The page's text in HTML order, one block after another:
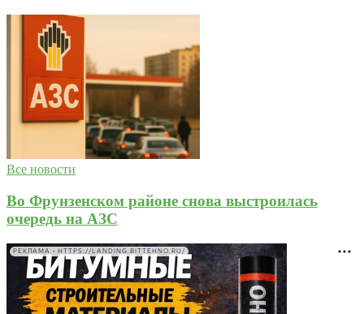
Все новости
Во Фрунзенском районе снова выстроилась
очередь на АЗС
РЕКЛАМА • HTTPS://LANDING.BITTEHNO.RU/